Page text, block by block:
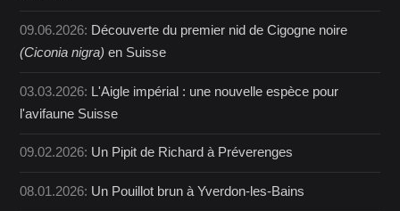
09.06.2026: Découverte du premier nid de Cigogne noire
(Ciconia nigra) en Suisse
03.03.2026: L'Aigle impérial : une nouvelle espèce pour
l'avifaune Suisse
09.02.2026: Un Pipit de Richard à Préverenges
08.01.2026: Un Pouillot brun à Yverdon-les-Bains